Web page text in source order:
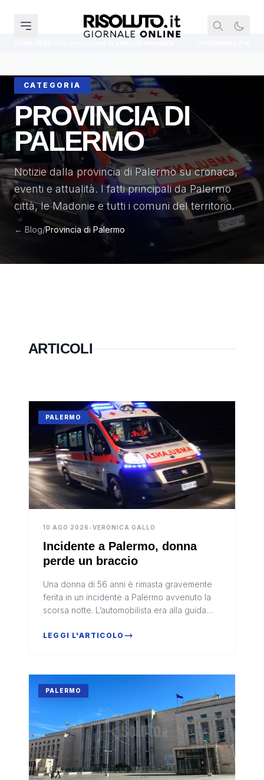
CATEGORIA
PROVINCIA DI
PALERMO
Notizie dalla provincia di Palermo su cronaca,
eventi e attualità. I fatti principali da Palermo
città, le Madonie e tutti i comuni del territorio.
← Blog/Provincia di Palermo
ARTICOLI
PALERMO
10 AGO 2026 •VERONICA GALLO
Incidente a Palermo, donna
perde un braccio
Una donna di 56 anni è rimasta gravemente
ferita in un incidente a Palermo avvenuto la
scorsa notte. L’automobilista era alla guida
viale Regione Sicili...
LEGGI L'ARTICOLO
PALERMO